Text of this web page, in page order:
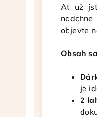
Ať už
objevte
Obsah
je
2